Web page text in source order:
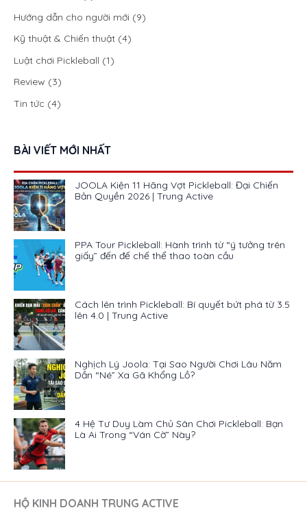
Hướng dẫn cho người mới (9)
Kỹ thuật & Chiến thuật (4)
Luật chơi Pickleball (1)
Review (3)
Tin tức (4)
BÀI VIẾT MỚI NHẤT
JOOLA Kiện 11 Hãng Vợt Pickleball: Đại Chiến
Bản Quyền 2026 | Trung Active
PPA Tour Pickleball: Hành trình từ “ý tưởng trên
giấy” đến đế chế thể thao toàn cầu
Cách lên trình Pickleball: Bí quyết bứt phá từ 3.5
lên 4.0 | Trung Active
Nghịch Lý Joola: Tại Sao Người Chơi Lâu Năm
Dần “Né” Xa Gã Khổng Lồ?
4 Hệ Tư Duy Làm Chủ Sân Chơi Pickleball: Bạn
Là Ai Trong “Ván Cờ” Này?
HỘ KINH DOANH TRUNG ACTIVE